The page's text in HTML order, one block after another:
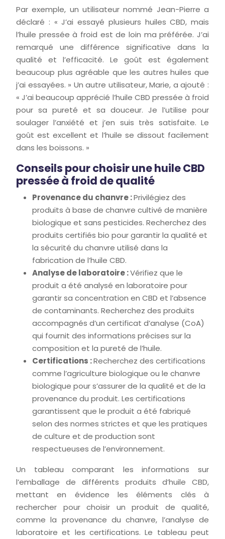
Par exemple, un utilisateur nommé Jean-Pierre a
déclaré : « J’ai essayé plusieurs huiles CBD, mais
l’huile pressée à froid est de loin ma préférée. J’ai
remarqué une différence significative dans la
qualité et l’efficacité. Le goût est également
beaucoup plus agréable que les autres huiles que
j’ai essayées. » Un autre utilisateur, Marie, a ajouté :
« J’ai beaucoup apprécié l’huile CBD pressée à froid
pour sa pureté et sa douceur. Je l’utilise pour
soulager l’anxiété et j’en suis très satisfaite. Le
goût est excellent et l’huile se dissout facilement
dans les boissons. »
Conseils pour choisir une huile CBD
pressée à froid de qualité
Provenance du chanvre :Privilégiez des
produits à base de chanvre cultivé de manière
biologique et sans pesticides. Recherchez des
produits certifiés bio pour garantir la qualité et
la sécurité du chanvre utilisé dans la
fabrication de l’huile CBD.
Analyse de laboratoire :Vérifiez que le
produit a été analysé en laboratoire pour
garantir sa concentration en CBD et l’absence
de contaminants. Recherchez des produits
accompagnés d’un certificat d’analyse (CoA)
qui fournit des informations précises sur la
composition et la pureté de l’huile.
Certifications :Recherchez des certifications
comme l’agriculture biologique ou le chanvre
biologique pour s’assurer de la qualité et de la
provenance du produit. Les certifications
garantissent que le produit a été fabriqué
selon des normes strictes et que les pratiques
de culture et de production sont
respectueuses de l’environnement.
Un tableau comparant les informations sur
l’emballage de différents produits d’huile CBD,
mettant en évidence les éléments clés à
rechercher pour choisir un produit de qualité,
comme la provenance du chanvre, l’analyse de
laboratoire et les certifications. Le tableau peut